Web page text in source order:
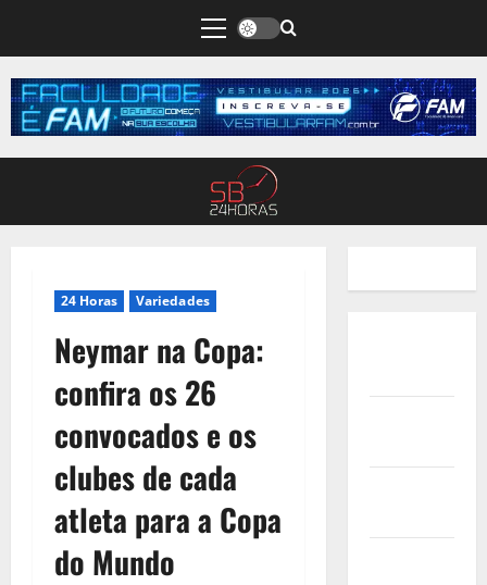
24 Horas Variedades
Neymar na Copa:
confira os 26
convocados e os
clubes de cada
atleta para a Copa
do Mundo